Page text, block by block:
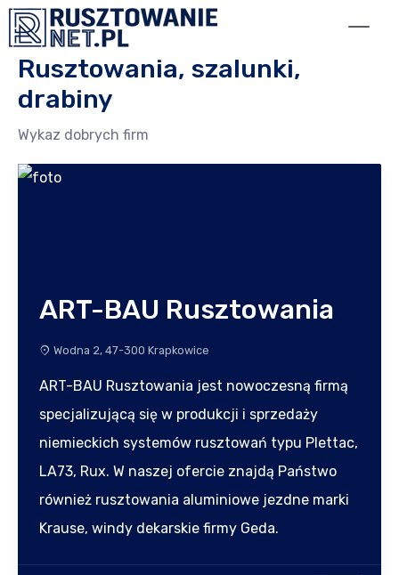
Przejdź do treści
Rusztowania, szalunki,
drabiny
Wykaz dobrych firm
ART-BAU Rusztowania
Wodna 2, 47-300 Krapkowice
ART-BAU Rusztowania jest nowoczesną firmą
specjalizującą się w produkcji i sprzedaży
niemieckich systemów rusztowań typu Plettac,
LA73, Rux. W naszej ofercie znajdą Państwo
również rusztowania aluminiowe jezdne marki
Krause, windy dekarskie firmy Geda.